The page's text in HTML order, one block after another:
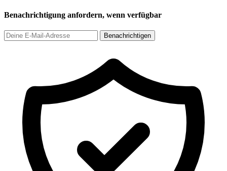
Benachrichtigung anfordern, wenn verfügbar
Benachrichtigen